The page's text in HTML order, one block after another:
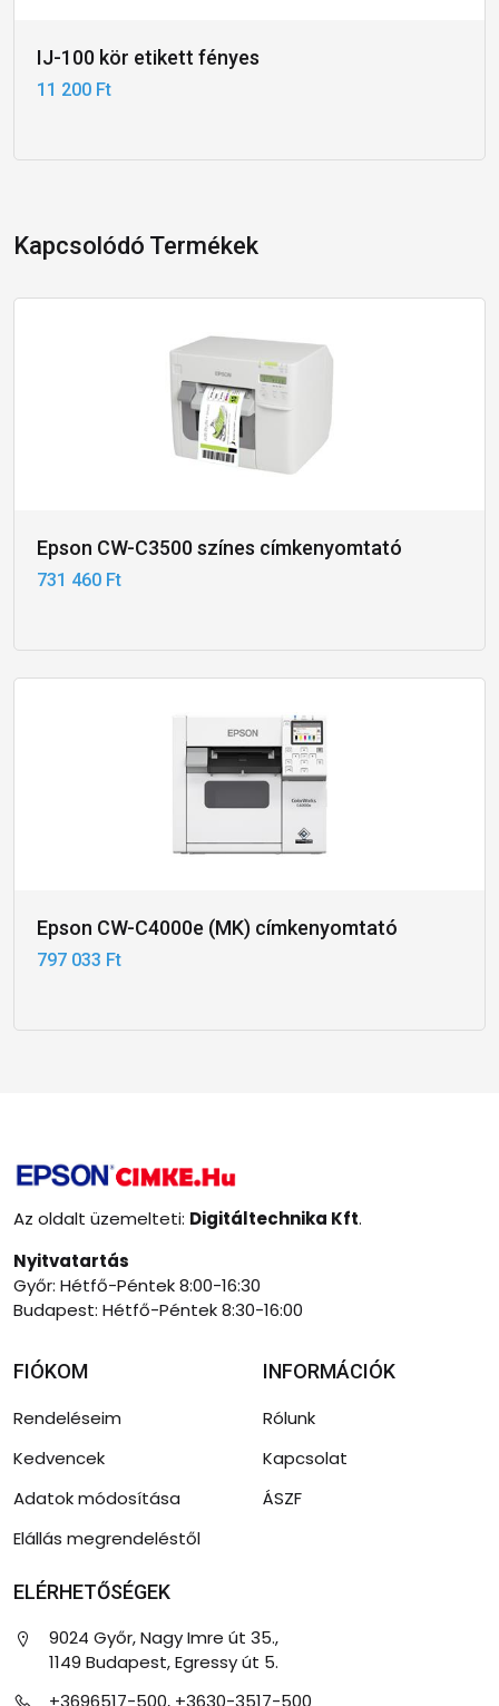
IJ-100 kör etikett fényes
11 200 Ft
Kapcsolódó Termékek
Epson CW-C3500 színes címkenyomtató
731 460 Ft
Epson CW-C4000e (MK) címkenyomtató
797 033 Ft
Az oldalt üzemelteti: Digitáltechnika Kft.
Nyitvatartás
Győr: Hétfő-Péntek 8:00-16:30
Budapest: Hétfő-Péntek 8:30-16:00
FIÓKOM
Rendeléseim
Kedvencek
Adatok módosítása
Elállás megrendeléstől
INFORMÁCIÓK
Rólunk
Kapcsolat
ÁSZF
ELÉRHETŐSÉGEK
9024 Győr, Nagy Imre út 35.,
1149 Budapest, Egressy út 5.